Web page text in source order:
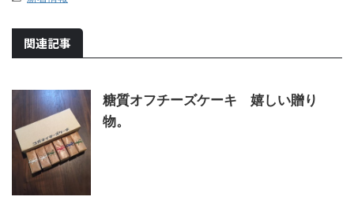
関連記事
糖質オフチーズケーキ 嬉しい贈り
物。